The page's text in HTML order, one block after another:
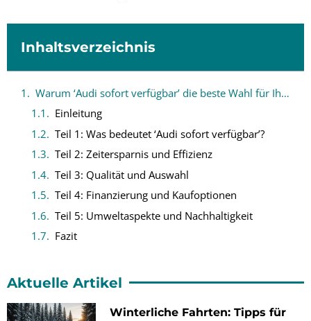
Inhaltsverzeichnis
Warum ‘Audi sofort verfügbar’ die beste Wahl für Ihren nächsten Autokauf ist
Einleitung
Teil 1: Was bedeutet ‘Audi sofort verfügbar’?
Teil 2: Zeitersparnis und Effizienz
Teil 3: Qualität und Auswahl
Teil 4: Finanzierung und Kaufoptionen
Teil 5: Umweltaspekte und Nachhaltigkeit
Fazit
Aktuelle Artikel
Winterliche Fahrten: Tipps für